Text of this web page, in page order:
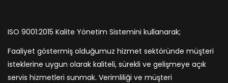
ISO 9001:2015 Kalite Yönetim Sistemini kullanarak;
Faaliyet göstermiş olduğumuz hizmet sektöründe müşteri
isteklerine uygun olarak kaliteli, sürekli ve gelişmeye açık
servis hizmetleri sunmak. Verimliliği ve müşteri